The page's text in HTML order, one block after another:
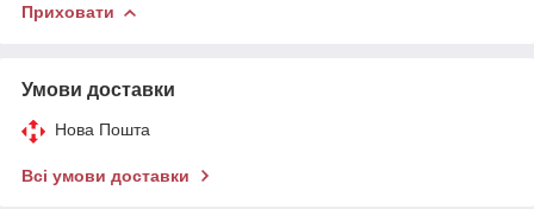
Приховати
Умови доставки
Нова Пошта
Всі умови доставки